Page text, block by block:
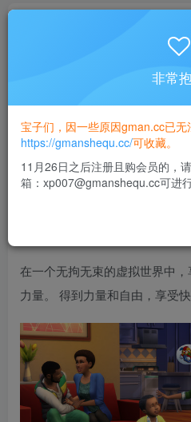
此内容为付费资源，请付费后查看
黄金会员 免费
在一个无拘无束的虚拟世界中
力量。 得到力量和自由，享受
非常
宝子们，因一些原因gman.cc已
https://gmanshequ.cc/可收藏。
11月26日之后注册且购会员的，
箱：xp007@gmanshequ.cc可进行